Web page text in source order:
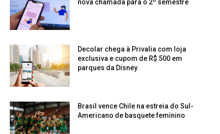
nova chamada para o 2º semestre
Decolar chega à Privalia com loja
exclusiva e cupom de R$ 500 em
parques da Disney
Brasil vence Chile na estreia do Sul-
Americano de basquete feminino